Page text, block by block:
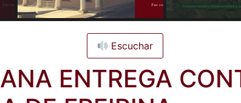
Escuchar
ENTREGA